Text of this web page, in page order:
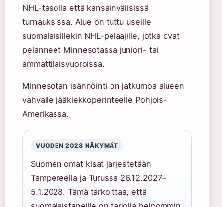
NHL-tasolla että kansainvälisissä
turnauksissa. Alue on tuttu useille
suomalaisillekin NHL-pelaajille, jotka ovat
pelanneet Minnesotassa juniori- tai
ammattilaisvuoroissa.
Minnesotan isännöinti on jatkumoa alueen
vahvalle jääkiekkoperinteelle Pohjois-
Amerikassa.
VUODEN 2028 NÄKYMÄT
Suomen omat kisat järjestetään
Tampereella ja Turussa 26.12.2027–
5.1.2028. Tämä tarkoittaa, että